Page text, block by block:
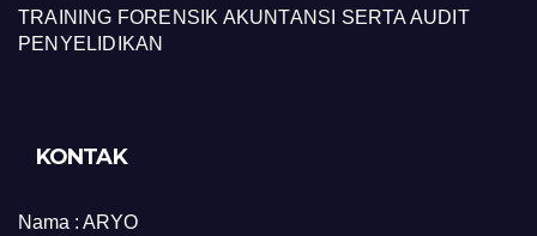
TRAINING FORENSIK AKUNTANSI SERTA AUDIT
PENYELIDIKAN
KONTAK
Nama : ARYO